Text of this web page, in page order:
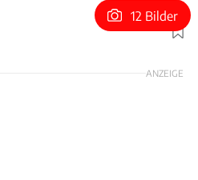
Foto: Peter Singhof/Artcurial
12 Bilder
ANZEIGE